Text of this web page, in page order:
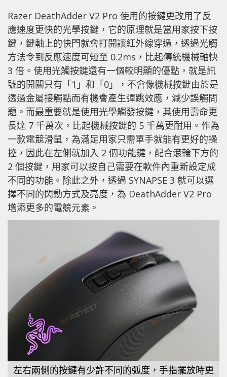
Razer DeathAdder V2 Pro 使用的按鍵更改用了反
應速度更快的光學按鍵，它的原理就是當用家按下按
鍵，鍵軸上的快門就會打開讓紅外線穿過，透過光觸
方法令到反應速度可短至 0.2ms，比起傳統機械軸快
3 倍。使用光觸按鍵還有一個較明顯的優點，就是訊
號的開關只有「1」和「0」，不會像機械按鍵由於是
透過金屬接觸點而有機會產生彈跳效應，減少誤觸問
題。而最重要就是使用光學觸發按鍵，其使用壽命更
長達 7 千萬次，比起機械按鍵的 5 千萬更耐用。作為
一款電競滑鼠，為滿足用家只需單手就能有更好的操
控，因此在左側就加入 2 個功能鍵，配合滾輪下方的
2 個按鍵，用家可以按自己需要在軟件內重新設定成
不同的功能。除此之外，透過 SYNAPSE 3 就可以選
擇不同的閃動方式及亮度，為 DeathAdder V2 Pro
增添更多的電競元素。
左右兩側的按鍵有少許不同的弧度，手指擺放時更